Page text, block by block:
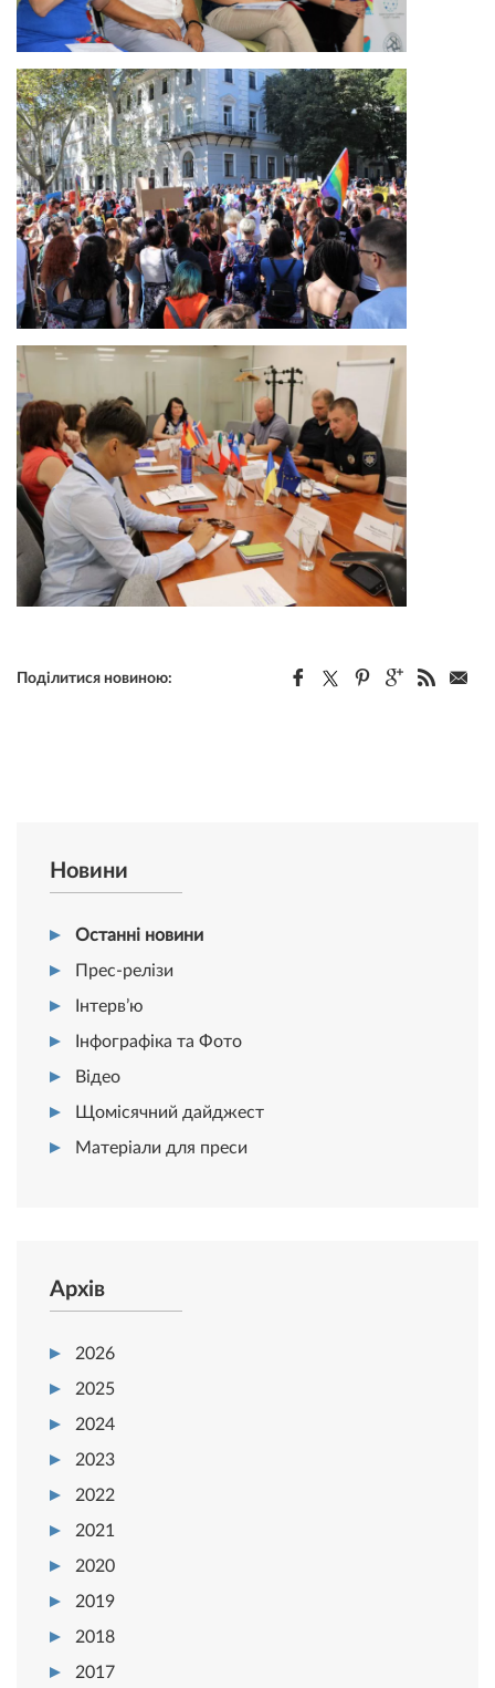
Поділитися новиною:
Новини
Останні новини
Прес-релізи
Інтерв’ю
Інфографіка та Фото
Відео
Щомісячний дайджест
Матеріали для преси
Архів
2026
2025
2024
2023
2022
2021
2020
2019
2018
2017